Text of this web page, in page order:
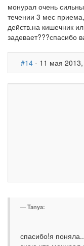
монурал очень
течении 3 мес
действ.на кишечник
задевает???спасибо
#14 - 11 мая 2013,
Tanya:
спасибо!я